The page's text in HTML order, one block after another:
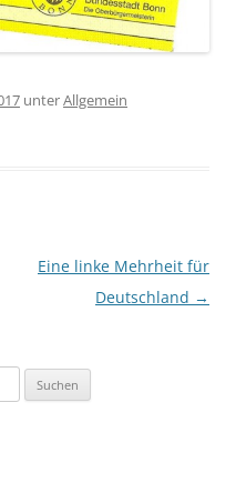
unterAllgemein
Eine linke Mehrheit für
Deutschland →